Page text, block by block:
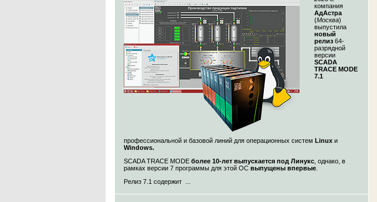
компания
АдАстра
(Москва)
выпустила
новый
релиз 64-
разрядной
версии
SCADA
TRACE MODE
7.1
профессиональной и базовой линий для операционных систем Linux и
Windows.
SCADA TRACE MODE более 10-лет выпускается под Линукс , однако, в
рамках версии 7 программы для этой ОС выпущены впервые
Релиз 7.1 содержит ...